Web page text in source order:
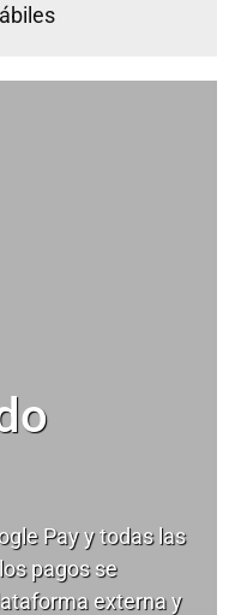
Pay y todas las
pagos se
externa y